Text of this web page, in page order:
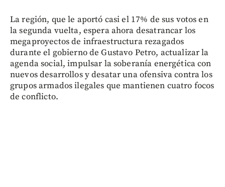
La región, que le aportó casi el 17% de sus votos en
la segunda vuelta, espera ahora desatrancar los
megaproyectos de infraestructura rezagados
durante el gobierno de Gustavo Petro, actualizar la
agenda social, impulsar la soberanía energética con
nuevos desarrollos y desatar una ofensiva contra los
grupos armados ilegales que mantienen cuatro focos
de conflicto.